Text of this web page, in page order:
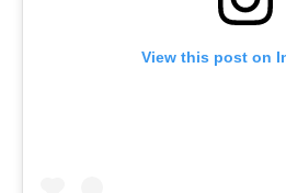
View this post on